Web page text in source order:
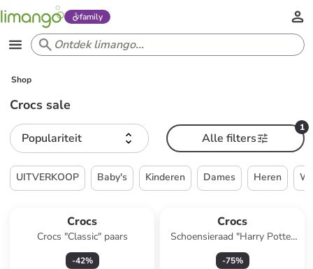
family
Shop
Crocs sale
Populariteit
1
Alle filters
UITVERKOOP Baby's Kinderen Dames Heren
Crocs
Crocs "Classic" paars
-42%
Crocs
Schoensieraad "Harry Potter
Hufflepuff House" geel/blauw
-75%